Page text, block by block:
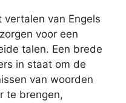
vertalen van Engels
voor een
talen. Een brede
in staat om de
van woorden
te brengen,